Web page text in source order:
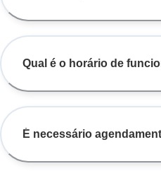
Qual é o horário de
É necessário